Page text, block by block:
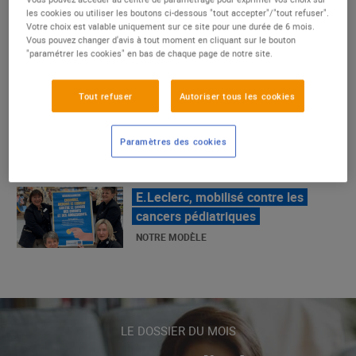
un succès
NOTRE MODÈLE
E.Leclerc, mobilisé contre les
cancers pédiatriques
LE MOUVEMENT E.LECLERC ET
SES COMBATS
NOTRE MODÈLE
« Repérage » - La nouvelle revue de
tendances de Marque Repère
ALIMENTATION DE QUALITÉ
LE DOSSIER DU MOIS
les cookies ou utiliser les boutons ci-dessous "tout accepter"/"tout refuser".
Votre choix est valable uniquement sur ce site pour une durée de 6 mois.
Vous pouvez changer d'avis à tout moment en cliquant sur le bouton
"paramétrer les cookies" en bas de chaque page de notre site.
Tout refuser Autoriser tous les cookies
Paramètres des cookies